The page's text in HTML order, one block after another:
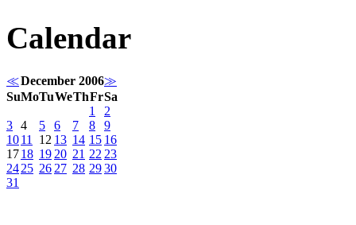
Calendar
≪December 2006≫
SuMoTuWeThFrSa
1
2
3 4 5 6 7 8
9
1011 12 13 14 15 16
1718 19 20 21 22 23
2425 26 27 28 2930
31